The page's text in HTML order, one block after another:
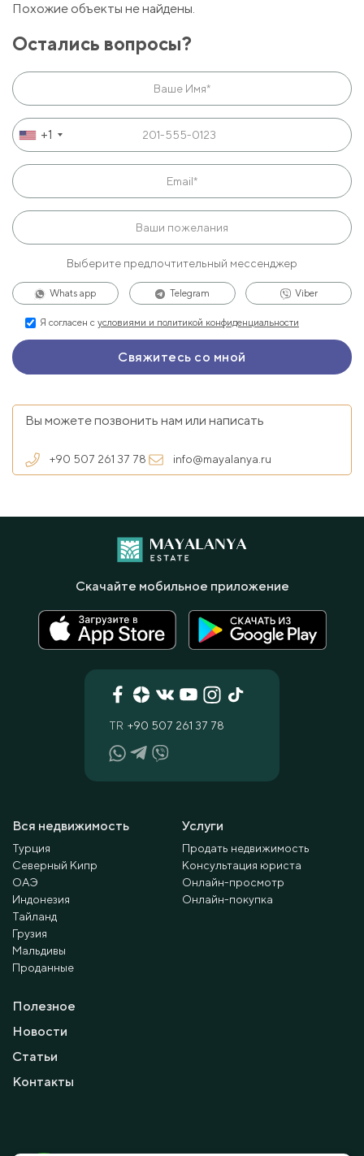
Похожие объекты не найдены.
Остались вопросы?
+1
Выберите предпочтительный мессенджер
Whats app Telegram Viber
Я согласен с условиями и политикой конфиденциальности
Вы можете позвонить нам или написать
+90 507 261 37 78 info@mayalanya.ru
Вся недвижимость
Турция
Северный Кипр
ОАЭ
Индонезия
Тайланд
Грузия
Мальдивы
Проданные
Услуги
Продать недвижимость
Консультация юриста
Онлайн-просмотр
Онлайн-покупка
Полезное
Новости
Статьи
Контакты
TR +90 507 261 37 78
Скачайте мобильное приложение